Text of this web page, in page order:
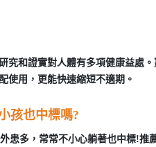
究和證實對人體有多項健康益處
使用，更能快速縮短不適期。
孩也中標嗎?
患多，常常不小心躺著也中標!推